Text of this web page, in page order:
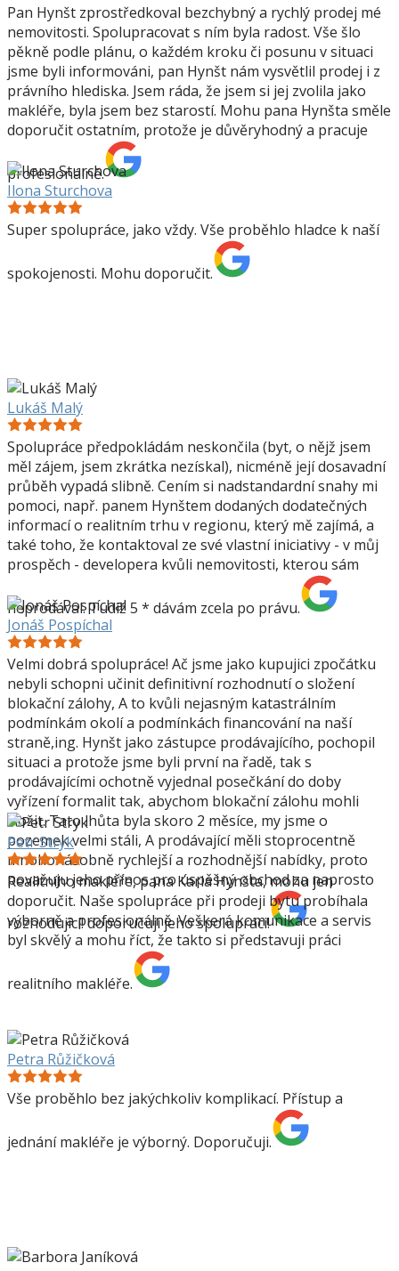
Pan Hynšt zprostředkoval bezchybný a rychlý prodej mé
nemovitosti. Spolupracovat s ním byla radost. Vše šlo
pěkně podle plánu, o každém kroku či posunu v situaci
jsme byli informováni, pan Hynšt nám vysvětlil prodej i z
právního hlediska. Jsem ráda, že jsem si jej zvolila jako
makléře, byla jsem bez starostí. Mohu pana Hynšta směle
doporučit ostatním, protože je důvěryhodný a pracuje
profesionálně.
Ilona Sturchova
Super spolupráce, jako vždy. Vše proběhlo hladce k naší
spokojenosti. Mohu doporučit.
Lukáš Malý
Spolupráce předpokládám neskončila (byt, o nějž jsem
měl zájem, jsem zkrátka nezískal), nicméně její dosavadní
průběh vypadá slibně. Cením si nadstandardní snahy mi
pomoci, např. panem Hynštem dodaných dodatečných
informací o realitním trhu v regionu, který mě zajímá, a
také toho, že kontaktoval ze své vlastní iniciativy - v můj
prospěch - developera kvůli nemovitosti, kterou sám
neprodával. Tudíž 5 * dávám zcela po právu.
Jonáš Pospíchal
Velmi dobrá spolupráce! Ač jsme jako kupujici zpočátku
nebyli schopni učinit definitivní rozhodnutí o složení
blokační zálohy, A to kvůli nejasným katastrálním
podmínkám okolí a podmínkách financování na naší
straně,ing. Hynšt jako zástupce prodávajícího, pochopil
situaci a protože jsme byli první na řadě, tak s
prodávajícími ochotně vyjednal posečkání do doby
vyřízení formalit tak, abychom blokační zálohu mohli
složit. Tato lhůta byla skoro 2 měsíce, my jsme o
pozemek velmi stáli, A prodávající měli stoprocentně
mnohonásobně rychlejší a rozhodnější nabídky, proto
považuju jeho přínos pro úspěšný obchod za naprosto
rozhodující! doporučuji jeho spolupráci!
Petr Stryk
Realitního makléře, pana Karla Hynšta, mohu jen
doporučit. Naše spolupráce při prodeji bytu probíhala
výborně a profesionálně. Veškerá komunikace a servis
byl skvělý a mohu říct, že takto si představuji práci
realitního makléře.
Petra Růžičková
Vše proběhlo bez jakýchkoliv komplikací. Přístup a
jednání makléře je výborný. Doporučuji.